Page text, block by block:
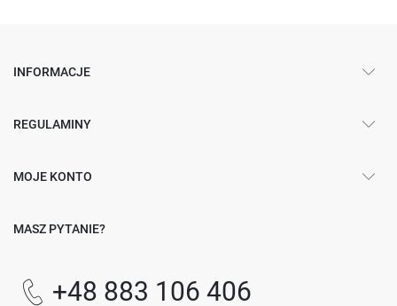
INFORMACJE
REGULAMINY
MOJE KONTO
MASZ PYTANIE?
+48 883 106 406